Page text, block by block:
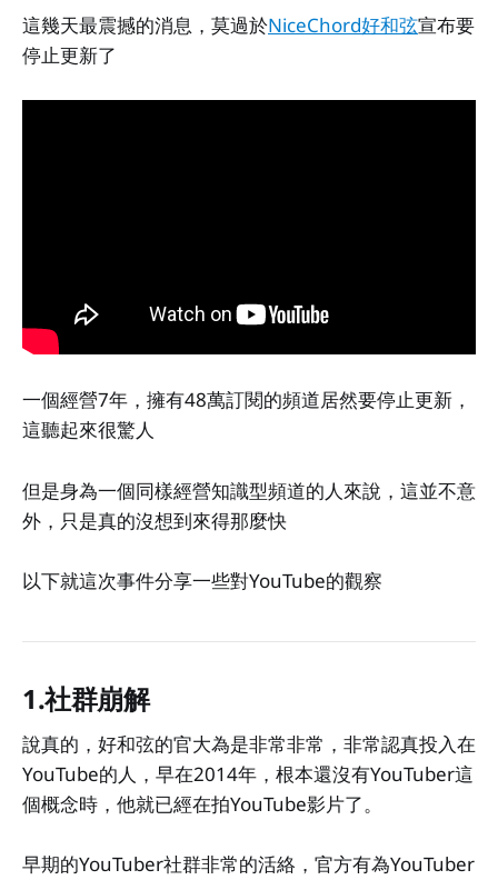
這幾天最震撼的消息，莫過於NiceChord好和弦宣布要
停止更新了
一個經營7年，擁有48萬訂閱的頻道居然要停止更新，
這聽起來很驚人
但是身為一個同樣經營知識型頻道的人來說，這並不意
外，只是真的沒想到來得那麼快
以下就這次事件分享一些對YouTube的觀察
1.社群崩解
說真的，好和弦的官大為是非常非常，非常認真投入在
YouTube的人，早在2014年，根本還沒有YouTuber這
個概念時，他就已經在拍YouTube影片了。
早期的YouTuber社群非常的活絡，官方有為YouTuber